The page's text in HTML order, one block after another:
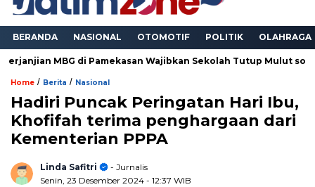
BERANDA NASIONAL OTOMOTIF POLITIK OLAHRAGA
di Pamekasan Wajibkan Sekolah Tutup Mulut soal Keracunan
Home / Berita / Nasional
Hadiri Puncak Peringatan Hari Ibu,
Khofifah terima penghargaan dari
Kementerian PPPA
Linda Safitri
- Jurnalis
Senin, 23 Desember 2024 - 12:37 WIB